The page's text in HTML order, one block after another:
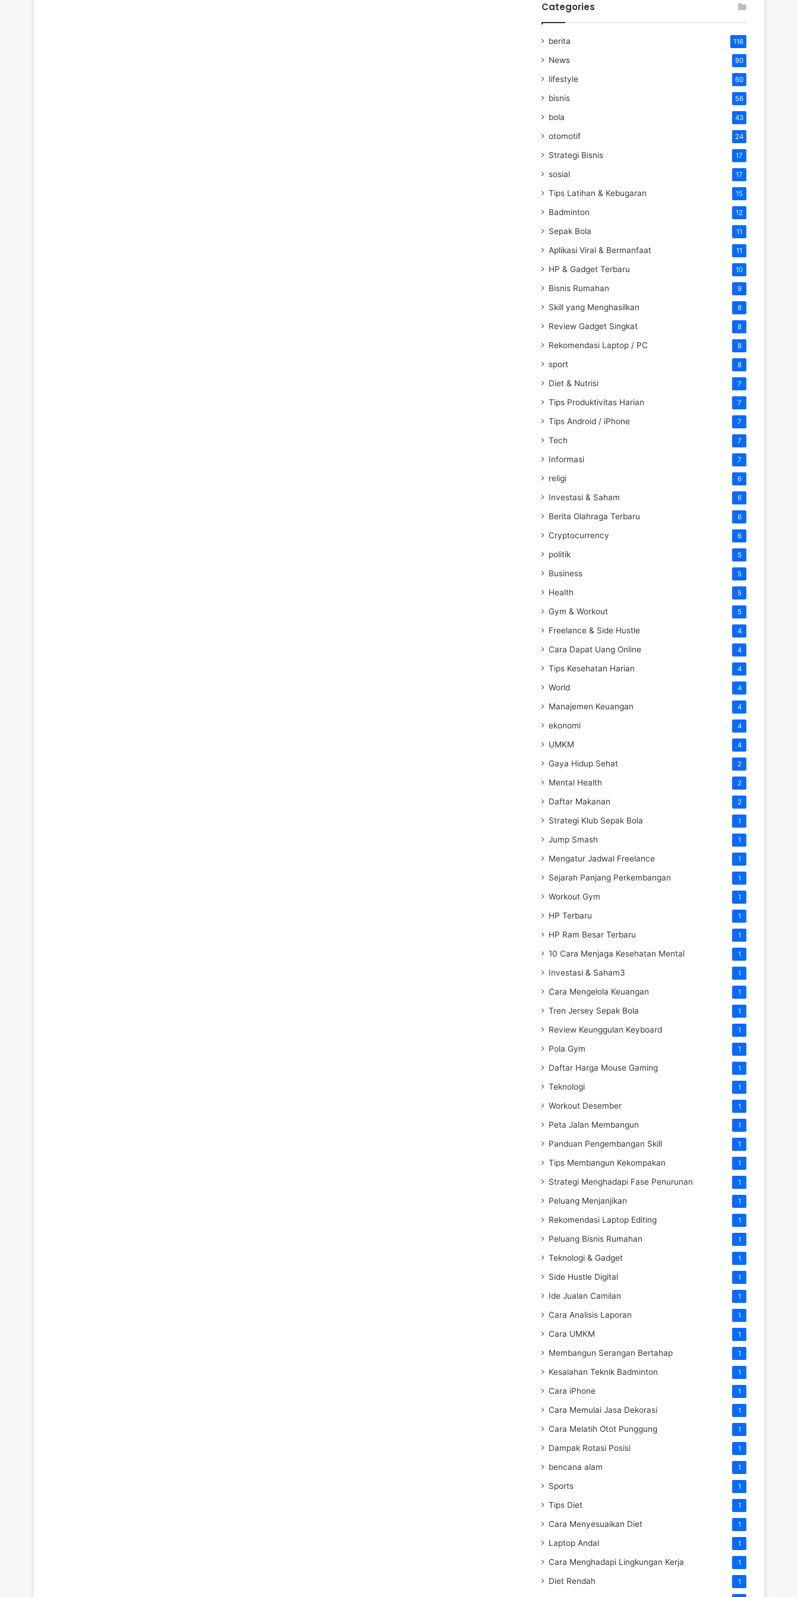
Categories
berita 116
News 80
lifestyle 60
bisnis 56
bola 43
otomotif 24
Strategi Bisnis 17
sosial 17
Tips Latihan & Kebugaran 15
Badminton 12
Sepak Bola 11
Aplikasi Viral & Bermanfaat 11
HP & Gadget Terbaru 10
Bisnis Rumahan 9
Skill yang Menghasilkan 8
Review Gadget Singkat 8
Rekomendasi Laptop / PC 8
sport 8
Diet & Nutrisi 7
Tips Produktivitas Harian 7
Tips Android / iPhone 7
Tech 7
Informasi 7
religi 6
Investasi & Saham 6
Berita Olahraga Terbaru 6
Cryptocurrency 6
politik 5
Business 5
Health 5
Gym & Workout 5
Freelance & Side Hustle 4
Cara Dapat Uang Online 4
Tips Kesehatan Harian 4
World 4
Manajemen Keuangan 4
ekonomi 4
UMKM 4
Gaya Hidup Sehat 2
Mental Health 2
Daftar Makanan 2
Strategi Klub Sepak Bola 1
Jump Smash 1
Mengatur Jadwal Freelance 1
Sejarah Panjang Perkembangan 1
Workout Gym 1
HP Terbaru 1
HP Ram Besar Terbaru 1
10 Cara Menjaga Kesehatan Mental 1
Investasi & Saham3 1
Cara Mengelola Keuangan 1
Tren Jersey Sepak Bola 1
Review Keunggulan Keyboard 1
Pola Gym 1
Daftar Harga Mouse Gaming 1
Teknologi 1
Workout Desember 1
Peta Jalan Membangun 1
Panduan Pengembangan Skill 1
Tips Membangun Kekompakan 1
Strategi Menghadapi Fase Penurunan 1
Peluang Menjanjikan 1
Rekomendasi Laptop Editing 1
Peluang Bisnis Rumahan 1
Teknologi & Gadget 1
Side Hustle Digital 1
Ide Jualan Camilan 1
Cara Analisis Laporan 1
Cara UMKM 1
Membangun Serangan Bertahap 1
Kesalahan Teknik Badminton 1
Cara iPhone 1
Cara Memulai Jasa Dekorasi 1
Cara Melatih Otot Punggung 1
Dampak Rotasi Posisi 1
bencana alam 1
Sports 1
Tips Diet 1
Cara Menyesuaikan Diet 1
Laptop Andal 1
Cara Menghadapi Lingkungan Kerja 1
Diet Rendah 1